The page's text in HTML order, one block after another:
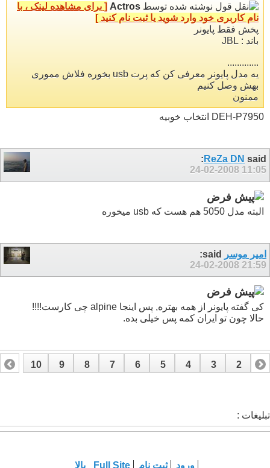
نوشته شده توسط Actros [ برای مشاهده لینک ، با
نام کاربری خود وارد شوید یا ثبت نام کنید ]
پخش فقط پایونر
باند : JBL
.............
یه مدل پایونر معرفی کن که پرت usb بخوره فلاش مموری
بهش وصل کنیم
ممنون
DEH-P7950 انتخاب خوبیه
ReZa DN said:
24-02-2008 11:05
البته مدل 5050 هم هست که usb میخوره
امير موسر
24-02-2008 21:59
کی گفته پایونر از همه بهتره, پس اینجا alpine چی کارست!!!!
حالا چون تو ایران کمه پس خیلی بده.
1
2
3
4
5
6
7
8
9
10
تبلیغات :
ورود ثبت نام Full Site بالا